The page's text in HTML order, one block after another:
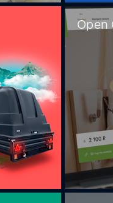
Open